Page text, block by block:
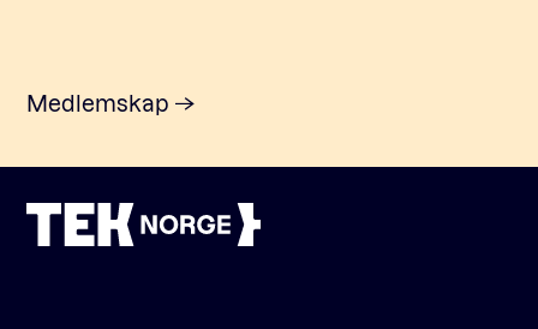
Medlemskap